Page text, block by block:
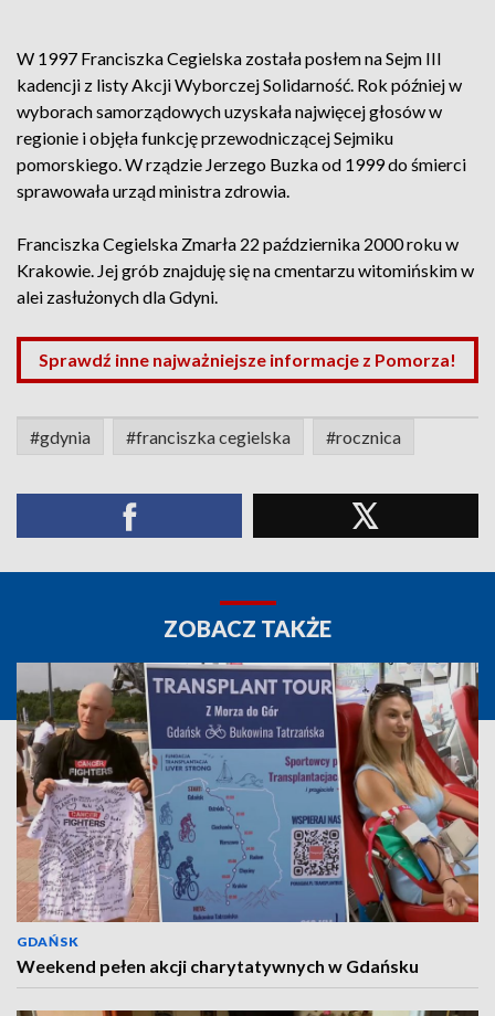
W 1997 Franciszka Cegielska została posłem na Sejm III
kadencji z listy Akcji Wyborczej Solidarność. Rok później w
wyborach samorządowych uzyskała najwięcej głosów w
regionie i objęła funkcję przewodniczącej Sejmiku
pomorskiego. W rządzie Jerzego Buzka od 1999 do śmierci
sprawowała urząd ministra zdrowia.
Franciszka Cegielska Zmarła 22 października 2000 roku w
Krakowie. Jej grób znajduję się na cmentarzu witomińskim w
alei zasłużonych dla Gdyni.
Sprawdź inne najważniejsze informacje z Pomorza!
#gdynia #franciszka cegielska #rocznica
ZOBACZ TAKŻE
GDAŃSK
Weekend pełen akcji charytatywnych w Gdańsku